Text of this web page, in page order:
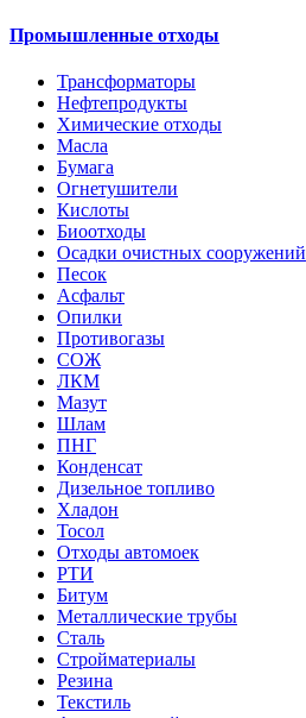
Промышленные отходы
Трансформаторы
Нефтепродукты
Химические отходы
Масла
Бумага
Огнетушители
Кислоты
Биоотходы
Осадки очистных сооружений
Песок
Асфальт
Опилки
Противогазы
СОЖ
ЛКМ
Мазут
Шлам
ПНГ
Конденсат
Дизельное топливо
Хладон
Тосол
Отходы автомоек
РТИ
Битум
Металлические трубы
Сталь
Стройматериалы
Резина
Текстиль